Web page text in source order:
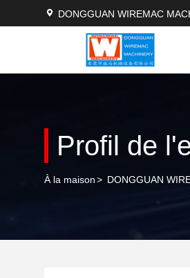
DONGGUAN WIREMAC
Profil de
À la maison> DONGGUAN